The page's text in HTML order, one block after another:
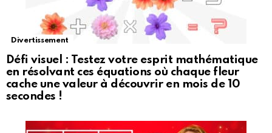
Divertissement
Défi visuel : Testez votre esprit mathématique
en résolvant ces équations où chaque fleur
cache une valeur à découvrir en mois de 10
secondes !